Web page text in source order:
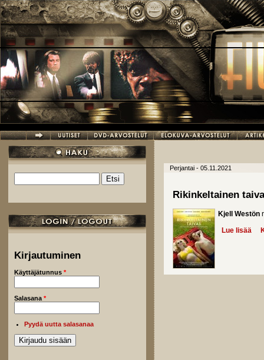
Hyppää pääsisältöön
Hakulomake
Kirjautuminen
Käyttäjätunnus *
Salasana *
Pyydä uutta salasanaa
Perjantai - 05.11.2021
Rikinkeltainen
Kjell Westön
Lue lisää